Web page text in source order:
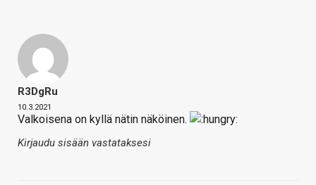
R3DgRu
10.3.2021
Valkoisena on kyllä nätin näköinen.
Kirjaudu sisään vastataksesi